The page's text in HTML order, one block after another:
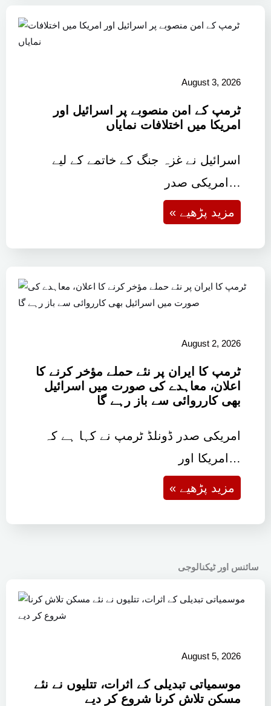
August 3, 2026
ٹرمپ کے امن منصوبے پر اسرائیل اور
امریکا میں اختلافات نمایاں
اسرائیل نے غزہ جنگ کے خاتمے کے لیے
امریکی صدر…
« مزید پڑھیے
August 2, 2026
ٹرمپ کا ایران پر نئے حملے مؤخر کرنے کا
اعلان، معاہدے کی صورت میں اسرائیل
بھی کارروائی سے باز رہے گا
امریکی صدر ڈونلڈ ٹرمپ نے کہا ہے کہ
امریکا اور…
« مزید پڑھیے
سائنس اور ٹیکنالوجی
August 5, 2026
موسمیاتی تبدیلی کے اثرات، تتلیوں نے نئے
مسکن تلاش کرنا شروع کر دیے